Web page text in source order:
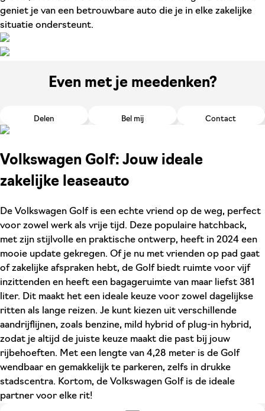
geniet je van een betrouwbare auto die je in elke zakelijke
situatie ondersteunt.
Even met je meedenken?
Delen Bel mij Contact
Volkswagen Golf: Jouw ideale
zakelijke leaseauto
De Volkswagen Golf is een echte vriend op de weg, perfect
voor zowel werk als vrije tijd. Deze populaire hatchback,
met zijn stijlvolle en praktische ontwerp, heeft in 2024 een
mooie update gekregen. Of je nu met vrienden op pad gaat
of zakelijke afspraken hebt, de Golf biedt ruimte voor vijf
inzittenden en heeft een bagageruimte van maar liefst 381
liter. Dit maakt het een ideale keuze voor zowel dagelijkse
ritten als lange reizen. Je kunt kiezen uit verschillende
aandrijflijnen, zoals benzine, mild hybrid of plug-in hybrid,
zodat je altijd de juiste keuze maakt die past bij jouw
rijbehoeften. Met een lengte van 4,28 meter is de Golf
wendbaar en gemakkelijk te parkeren, zelfs in drukke
stadscentra. Kortom, de Volkswagen Golf is de ideale
partner voor elke rit!